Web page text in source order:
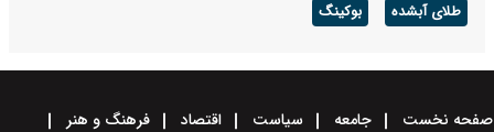
طلای آبشده بوکینگ
صفحه نخست جامعه سیاست اقتصاد فرهنگ و هنر